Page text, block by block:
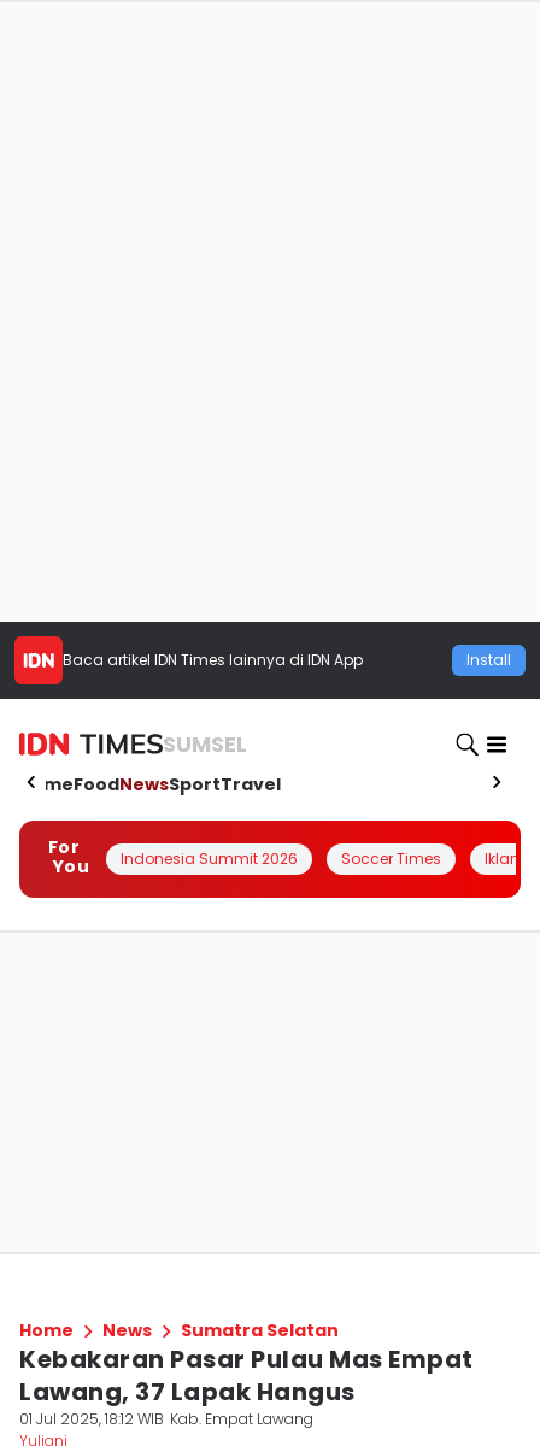
Baca artikel IDN Times lainnya di IDN App Install
SUMSEL
HomeFoodNewsSportTravel
For
You
Indonesia Summit 2026 Soccer Times Iklanin
Home News Sumatra Selatan
Kebakaran Pasar Pulau Mas Empat
Lawang, 37 Lapak Hangus
01 Jul 2025, 18:12 WIB Kab. Empat Lawang
Yuliani